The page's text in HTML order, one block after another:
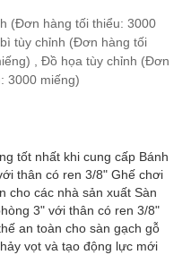
(Đơn hàng tối thiểu: 3000
tùy chỉnh (Đơn hàng tối
, Đồ họa tùy chỉnh (Đơn
3000 miếng)
tốt nhất khi cung cấp Bánh
thân có ren 3/8" Ghế chơi
cho các nhà sản xuất Sàn
3" với thân có ren 3/8"
an toàn cho sàn gạch gỗ
vọt và tạo động lực mới